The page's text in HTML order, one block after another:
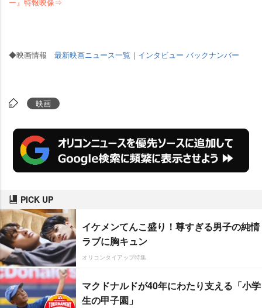
◆映画情報 最新映画ニュース一覧 ｜ インタビュー バックナンバー
映画
PICK UP
イケメンてんこ盛り！尊すぎる男子の純情
ラブに胸キュン
オリコンタイアップ特集
マクドナルドが40年にわたり支える「小学
生の甲子園」